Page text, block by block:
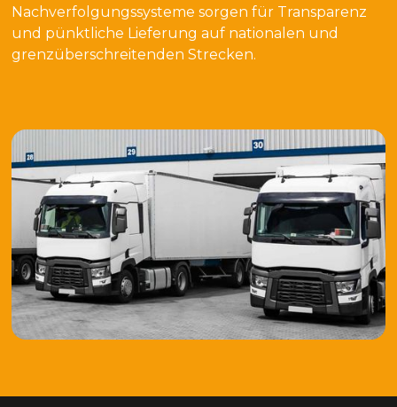
Nachverfolgungssysteme sorgen für Transparenz
und pünktliche Lieferung auf nationalen und
grenzüberschreitenden Strecken.